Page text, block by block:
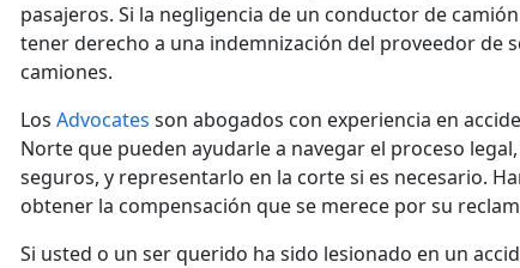
pasajeros. Si la negligencia de un conductor de
tener derecho a una indemnización del proveedor de
camiones.
Los Advocates son abogados con experiencia en
Norte que pueden ayudarle a navegar el proceso
seguros, y representarlo en la corte si es necesario.
obtener la compensación que se merece por su
Si usted o un ser querido ha sido lesionado en un